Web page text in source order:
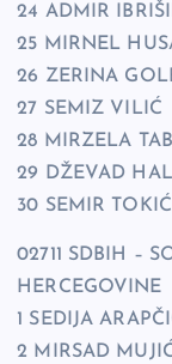
24 ADMIR
25 MIRNEL
26 ZERINA
27 SEMIZ VILIĆ
28 MIRZELA
29 DŽEVAD
30 SEMIR TOKIĆ
02711 SDBIH –
HERCEGOVINE
1 SEDIJA
2 MIRSAD